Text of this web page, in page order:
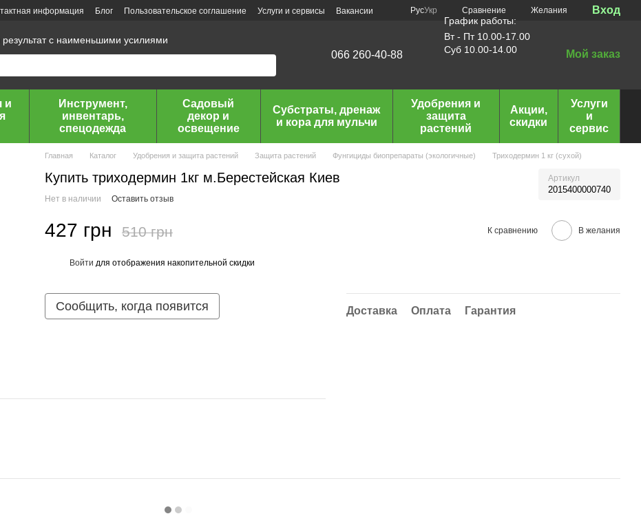
информация Блог Пользовательское соглашение Услуги и сервисы Вакансии РусУкр Сравнение Желания Вход
с наименьшими усилиями
066 260-40-88
График работы:
Вт - Пт 10.00-17.00
Суб 10.00-14.00
Мой заказ
и
Инструмент,
инвентарь,
спецодежда
Садовый
декор и
освещение
Субстраты, дренаж
и кора для мульчи
Удобрения и
защита
растений
Акции,
скидки
Услуги
и
сервис
Главная Каталог Удобрения и защита растений Защита растений Фунгициды биопрепараты (экологичные) Триходермин 1 кг (сухой)
Купить триходермин 1кг м.Берестейская Киев Артикул
2015400000740
Нет в наличии Оставить отзыв
427 грн 510 грн К сравнению В желания
Войти для отображения накопительной скидки
Сообщить, когда появится Доставка Оплата Гарантия